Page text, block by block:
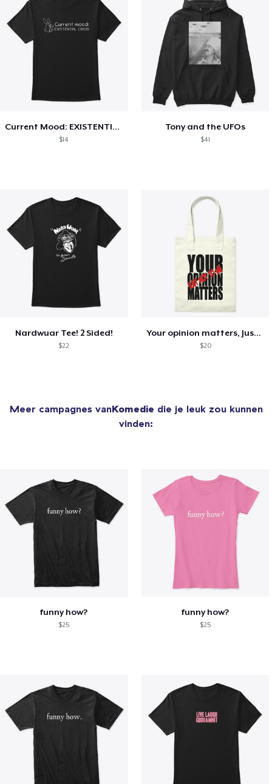
Current Mood: EXISTENTIAL CRISIS
$14
Tony and the UFOs
$41
Nardwuar Tee! 2 Sided!
$22
Your opinion matters, Just not to me!
$20
Meer campagnes vanKomedie die je leuk zou kunnen
vinden:
funny how?
$25
funny how?
$25